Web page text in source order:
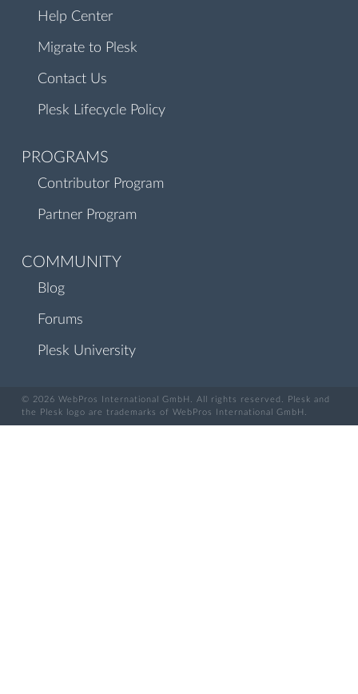
Help Center
Migrate to Plesk
Contact Us
Plesk Lifecycle Policy
PROGRAMS
Contributor Program
Partner Program
COMMUNITY
Blog
Forums
Plesk University
© 2026 WebPros International GmbH. All rights reserved. Plesk and
the Plesk logo are trademarks of WebPros International GmbH.